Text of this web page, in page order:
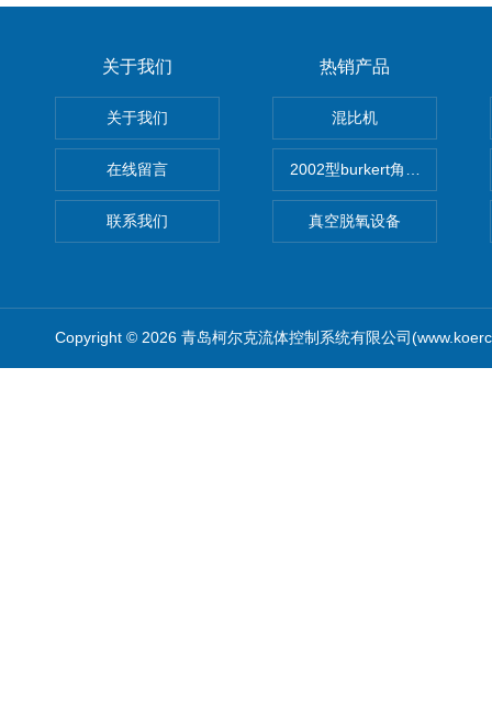
关于我们
关于我们
在线留言
联系我们
热销产品
混比机
2002型burkert角座阀
真空脱氧设备
Copyright © 2026 青岛柯尔克流体控制系统有限公司